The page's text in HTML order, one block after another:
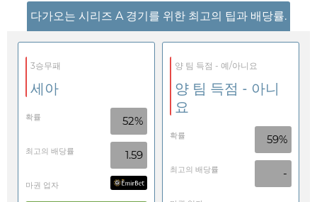
다가오는 시리즈 A 경기를 위한 최고의 팁과 배당률.
3승무패
세아
확률 52%
최고의 배당률 1.59
마권 업자
양 팀 득점 - 예/아니요
양 팀 득점 - 아니
요
확률 59%
최고의 배당률 -